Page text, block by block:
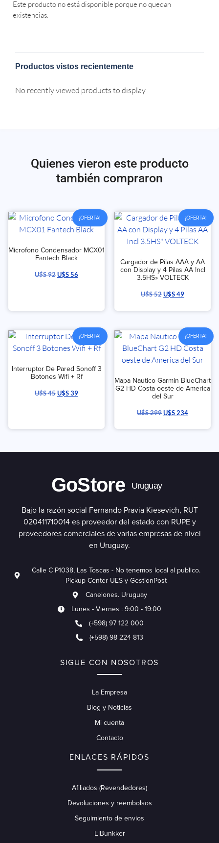
Este producto no está disponible porque no quedan
existencias.
Productos vistos recientemente
No recently viewed products to display
Quienes vieron este producto
también compraron
¡OFERTA!
Microfono Condensador MCX01
Fantech Black
U$S92U$S56
¡OFERTA!
Cargador de Pilas AAA y AA
con Display y 4 Pilas AA Incl
3.5HS» VOLTECK
U$S52U$S49
¡OFERTA!
Interruptor De Pared Sonoff 3
Botones Wifi + Rf
U$S45U$S39
¡OFERTA!
Mapa Nautico Garmin BlueChart
G2 HD Costa oeste de America
del Sur
U$S299U$S234
GoStore Uruguay
Bajo la razón social Fernando Pravia Kiesevich, RUT
020411710014 es proveedor del estado con RUPE y
proveedores comerciales de varias empresas de nivel
en Uruguay.
Calle C P1038, Las Toscas - No tenemos local al publico.
Pickup Center UES y GestionPost
Canelones. Uruguay
Lunes - Viernes : 9:00 - 19:00
(+598) 97 122 000
(+598) 98 224 813
SIGUE CON NOSOTROS
La Empresa
Blog y Noticias
Mi cuenta
Contacto
ENLACES RÁPIDOS
Afiliados (Revendedores)
Devoluciones y reembolsos
Seguimiento de envios
ElBunkker